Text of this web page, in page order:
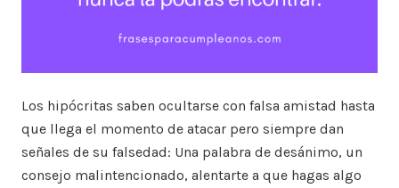
Los hipócritas saben ocultarse con falsa amistad hasta
que llega el momento de atacar pero siempre dan
señales de su falsedad: Una palabra de desánimo, un
consejo malintencionado, alentarte a que hagas algo